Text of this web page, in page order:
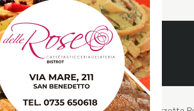
RossoBlù